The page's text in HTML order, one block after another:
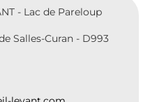
- Lac de Pareloup
Salles-Curan - D993